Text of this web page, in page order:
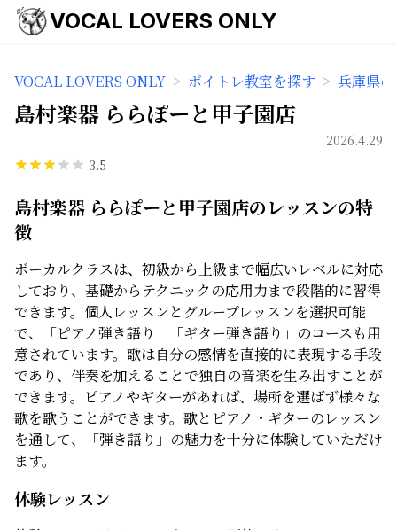
VOCAL LOVERS ONLY
VOCAL LOVERS ONLY > ボイトレ教室を探す > 兵庫県
島村楽器 ららぽーと甲子園店
2026.4.29
3.5
島村楽器 ららぽーと甲子園店のレッスンの特
徴
ボーカルクラスは、初級から上級まで幅広いレベルに対応
しており、基礎からテクニックの応用力まで段階的に習得
できます。個人レッスンとグループレッスンを選択可能
で、「ピアノ弾き語り」「ギター弾き語り」のコースも用
意されています。歌は自分の感情を直接的に表現する手段
であり、伴奏を加えることで独自の音楽を生み出すことが
できます。ピアノやギターがあれば、場所を選ばず様々な
歌を歌うことができます。歌とピアノ・ギターのレッスン
を通して、「弾き語り」の魅力を十分に体験していただけ
ます。
体験レッスン